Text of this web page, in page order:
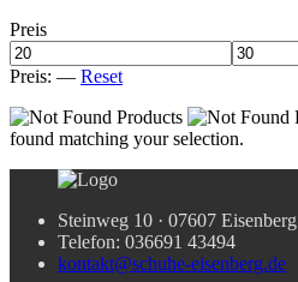
Preis
Preis: — Reset
found matching your selection.
Steinweg 10 · 07607 Eisenberg
Telefon: 036691 43494
kontakt@schuhe-eisenberg.de